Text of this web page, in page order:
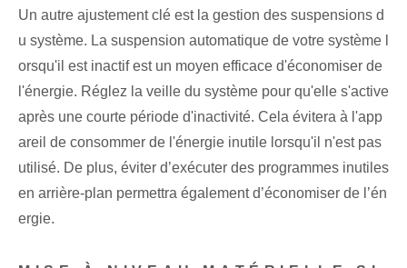
Un autre ‌ajustement clé⁣ est la gestion des suspensions d
u système. La suspension automatique de votre système l
orsqu'il est inactif est un moyen efficace d'économiser de
l'énergie. Réglez la veille du système pour qu'elle s'active
après une courte période d'inactivité. ⁢Cela évitera à l'app
areil de consommer de l'énergie inutile lorsqu'il n'est pas
utilisé. De plus, éviter d’exécuter des programmes inutiles
en arrière-plan permettra également d’économiser de l’én
ergie.